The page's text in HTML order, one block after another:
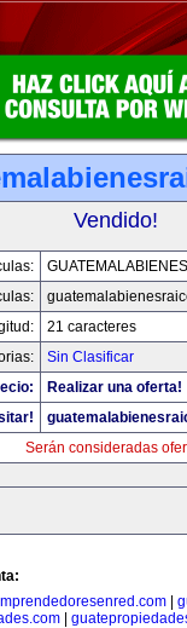
Vendido!
21 caracteres
Sin Clasificar
Realizar una oferta!
Serán consideradas
|